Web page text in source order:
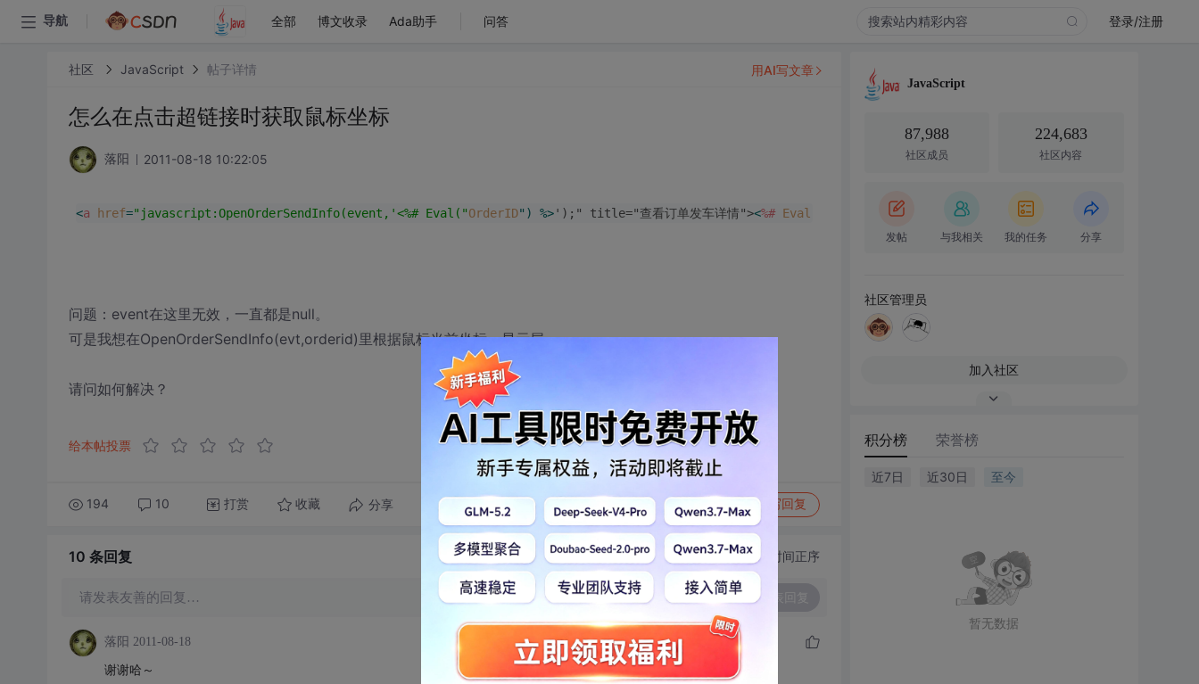
导航 全部 博文收录 Ada助手 问答 登录/注册
社区 JavaScript 帖子详情
怎么在点击超链接时获取鼠标坐标
落阳 2011-08-18 10:22:05
<a href="javascript:OpenOrderSendInfo(event,'<%# Eval("OrderID") %>');" title="查看订单发车详情"><%# Eval SendCarNum")%>
问题：event在这里无效，一直都是null。
可是我想在OpenOrderSendInfo(evt,orderid)里根据鼠标当前坐标，显示层。
请问如何解决？
给本帖投票
194 10 打赏 收藏 分享 转发到动态 举报 写回复
用AI写文章
10 条回复 切换为时间正序
请发表友善的回复… 发表回复
落阳 2011-08-18
谢谢哈～
JavaScript
87,988
社区成员
224,683
社区内容
发帖 与我相关 我的任务 分享
社区管理员
加入社区
积分榜 荣誉榜
近7日 近30日 至今
暂无数据